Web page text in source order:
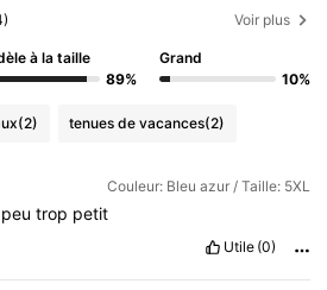
Voir plus
à la taille
89%
Grand
10%
(2) tenues de vacances(2)
Couleur: Bleu azur / Taille: 5XL
peutrop petit
Utile (0)